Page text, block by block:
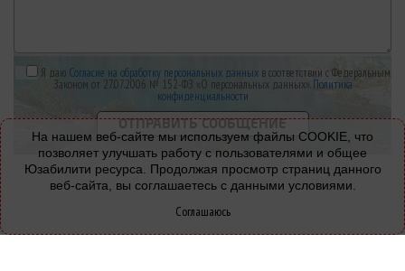
Я даю Согласие на обработку персональных данныхв соответствии с Федеральным
Законом от 27.07.2006 № 152-ФЗ «О персональных данных».Политика
конфиденциальности
На нашем веб-сайте мы используем файлы COOKIE, что
позволяет улучшать работу с пользователями и общее
Юзабилити ресурса. Продолжая просмотр страниц данного
веб-сайта, вы соглашаетесь с данными условиями.
Соглашаюсь